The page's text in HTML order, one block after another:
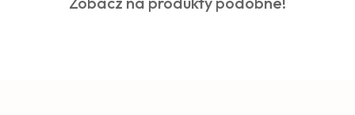
statusie: